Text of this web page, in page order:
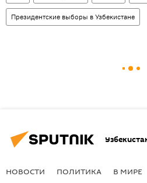
Президентские выборы в Узбекистане
НОВОСТИ ПОЛИТИКА В МИРЕ